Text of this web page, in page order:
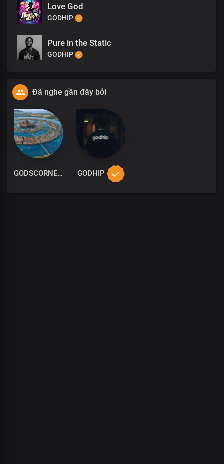
Love God
GODHIP
Pure in the Static
GODHIP
Đã nghe gần đây bởi
GODSCORNER GODHIP